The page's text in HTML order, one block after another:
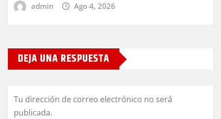
admin Ago 4, 2026
DEJA UNA RESPUESTA
Tu dirección de correo electrónico no será
publicada.